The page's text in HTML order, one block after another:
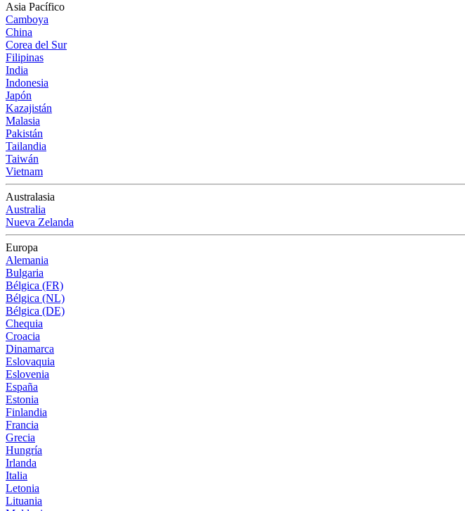
Asia Pacífico
Camboya
China
Corea del Sur
Filipinas
India
Indonesia
Japón
Kazajistán
Malasia
Pakistán
Tailandia
Taiwán
Vietnam
Australasia
Australia
Nueva Zelanda
Europa
Alemania
Bulgaria
Bélgica (FR)
Bélgica (NL)
Bélgica (DE)
Chequia
Croacia
Dinamarca
Eslovaquia
Eslovenia
España
Estonia
Finlandia
Francia
Grecia
Hungría
Irlanda
Italia
Letonia
Lituania